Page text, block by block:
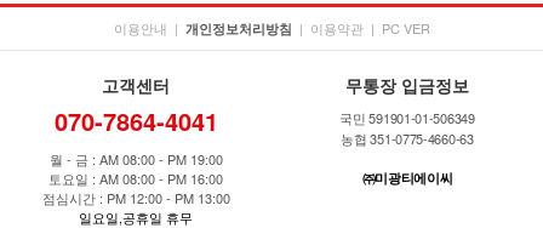
이용안내 | 개인정보처리방침 | 이용약관 | PC VER
고객센터
070-7864-4041
월 - 금 : AM 08:00 - PM 19:00
토요일 : AM 08:00 - PM 16:00
점심시간 : PM 12:00 - PM 13:00
일요일,공휴일 휴무
무통장 입금정보
국민 591901-01-506349
농협 351-0775-4660-63
㈜미광티에이씨